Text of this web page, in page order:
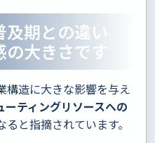
期との違い
大きさです
構造に大きな影響を与え
ーティングリソースへの
ると指摘されています。